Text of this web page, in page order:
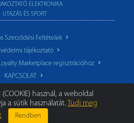
ELEKTRONIKA
UTAZÁS ÉS SPORT
Szerződési Feltételek
tájékoztató
Marketplace regisztrációhoz
KAPCSOLAT
|Minden jog fenntartva.
használ, a weboldal
a sütik használatát.
Tudj meg
Rendben